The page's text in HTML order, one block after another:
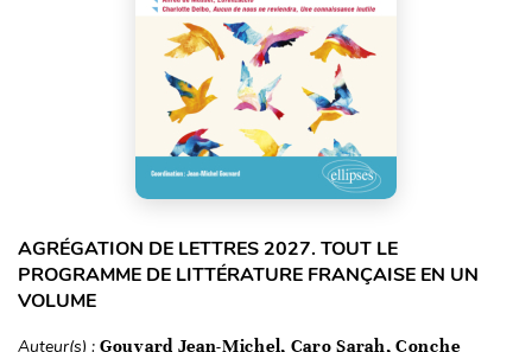
AGRÉGATION DE LETTRES 2027. TOUT LE
PROGRAMME DE LITTÉRATURE FRANÇAISE EN UN
VOLUME
Auteur(s) : Gouvard Jean-Michel, Caro Sarah, Conche